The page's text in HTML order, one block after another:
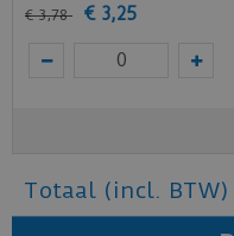
€ 3,78 € 3,25
Totaal (incl. BTW)